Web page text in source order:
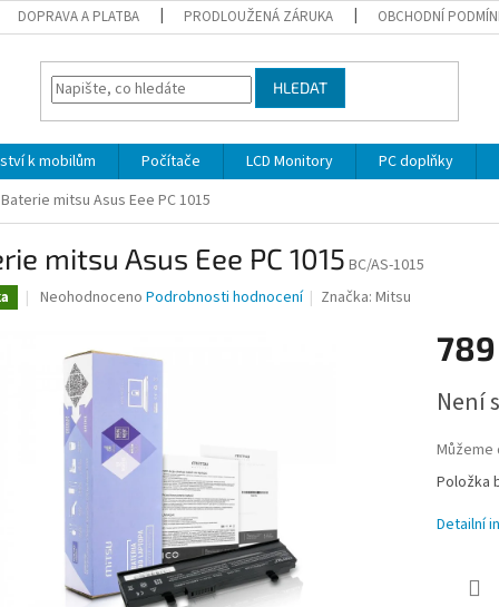
DOPRAVA A PLATBA PRODLOUŽENÁ ZÁRUKA OBCHODNÍ
HLEDAT
k mobilům Počítače LCD Monitory PC doplňky
Baterie mitsu Asus Eee PC 1015
mitsu Asus Eee PC 1015 BC/AS-1015
Průměrné
hvězdiček.
Neohodnoceno Podrobnosti hodnocení Značka:Mitsu
cena:
Není
Můžeme
Položka
Detailní